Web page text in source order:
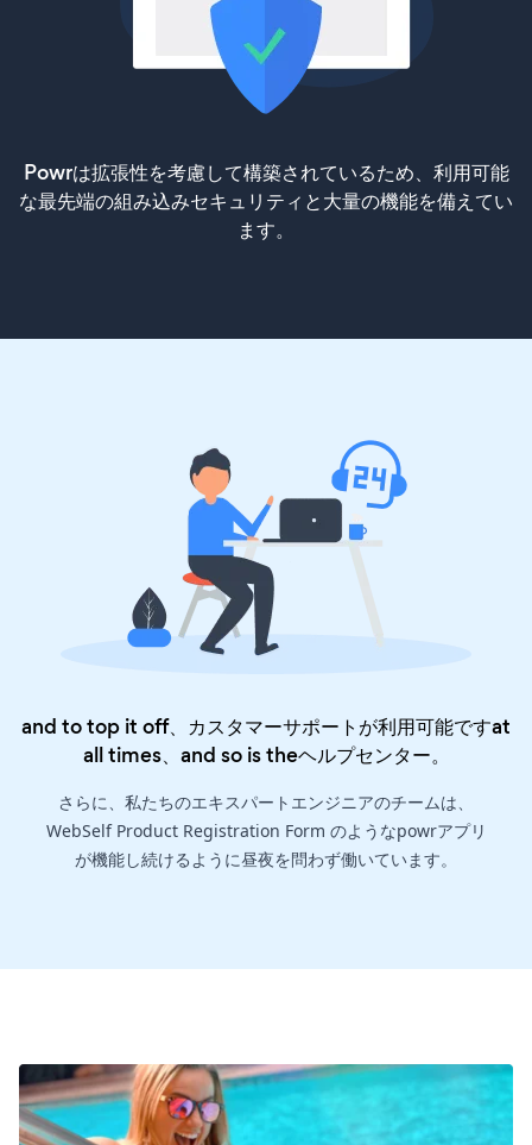
Powrは拡張性を考慮して構築されているため、利用可能
な最先端の組み込みセキュリティと大量の機能を備えてい
ます。
and to top it off、カスタマーサポートが利用可能ですat
all times、and so is theヘルプセンター。
さらに、私たちのエキスパートエンジニアのチームは、
WebSelf Product Registration Form のようなpowrアプリ
が機能し続けるように昼夜を問わず働いています。